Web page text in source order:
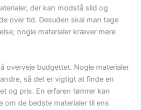
der kan modstå slid og
over tid. Desuden skal man tage
nogle materialer kræver mere
overveje budgettet. Nogle materialer
så det er vigtigt at finde en
og pris. En erfaren tømrer kan
om de bedste materialer til ens